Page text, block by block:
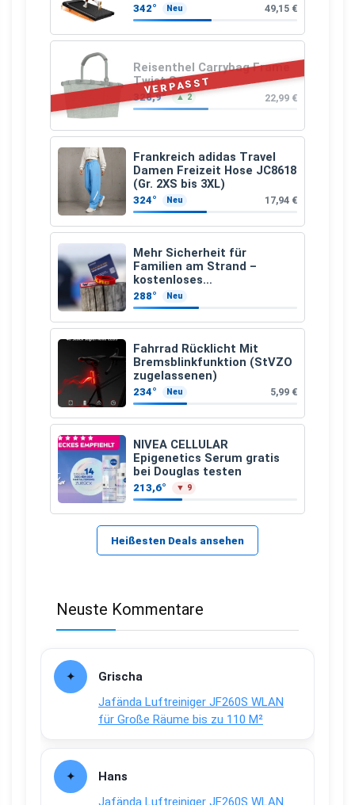
342° Neu 49,15 €
VERPASST
Reisenthel Carrybag Frame
Twist Sage
328,9° ▲ 2 22,99 €
Frankreich adidas Travel
Damen Freizeit Hose JC8618
(Gr. 2XS bis 3XL)
324° Neu 17,94 €
Mehr Sicherheit für
Familien am Strand –
kostenloses
Kindersuchband der DLRG
288° Neu
Fahrrad Rücklicht Mit
Bremsblinkfunktion (StVZO
zugelassenen)
234° Neu 5,99 €
NIVEA CELLULAR
Epigenetics Serum gratis
bei Douglas testen
213,6° ▼ 9
Heißesten Deals ansehen
Neuste Kommentare
Grischa
Jafända Luftreiniger JF260S WLAN
für Große Räume bis zu 110 M²
Hans
Jafända Luftreiniger JF260S WLAN